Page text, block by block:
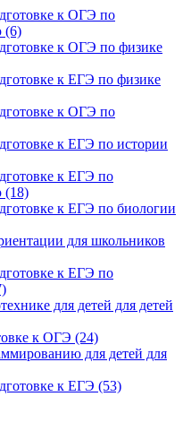
к ОГЭ по
(6)
к ОГЭ по физике
к ЕГЭ по физике
к ОГЭ по
к ЕГЭ по истории
к ЕГЭ по
(18)
к ЕГЭ по биологии
для школьников
к ЕГЭ по
для детей для детей
к ОГЭ (24)
для детей для
к ЕГЭ (53)